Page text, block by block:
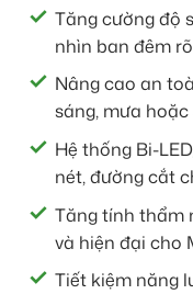
Tăng cường độ
nhìn ban đêm
Nâng cao an
sáng, mưa
Hệ thống Bi-
nét, đường cắt
Tăng tính thẩm
và hiện đại cho
Tiết kiệm năng